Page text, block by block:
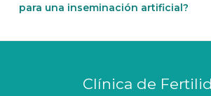
para una inseminación artificial?
Clínica de